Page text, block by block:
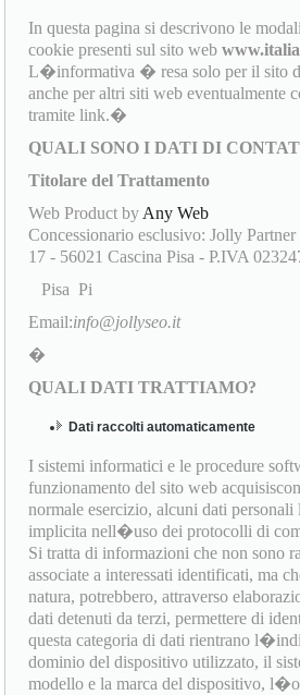
In questa pagina si descrivono le
cookie presenti sul sito web
L�informativa � resa solo per il sito
anche per altri siti web eventualmente
tramite link.�
QUALI SONO I DATI DI
Titolare del Trattamento
Web Product by Any Web
Concessionario esclusivo: Jolly
17 - 56021 Cascina Pisa - P.IVA
Pisa Pi
Email:info@jollyseo.it
�
QUALI DATI TRATTIAMO?
Dati raccolti automaticamente
I sistemi informatici e le procedure
funzionamento del sito web
normale esercizio, alcuni dati
implicita nell�uso dei protocolli di
Si tratta di informazioni che non sono
associate a interessati identificati, ma
natura, potrebbero, attraverso
dati detenuti da terzi, permettere di
questa categoria di dati rientrano
dominio del dispositivo utilizzato, il
modello e la marca del dispositivo,